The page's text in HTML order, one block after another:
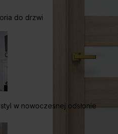
do drzwi
w nowoczesnej odsłonie